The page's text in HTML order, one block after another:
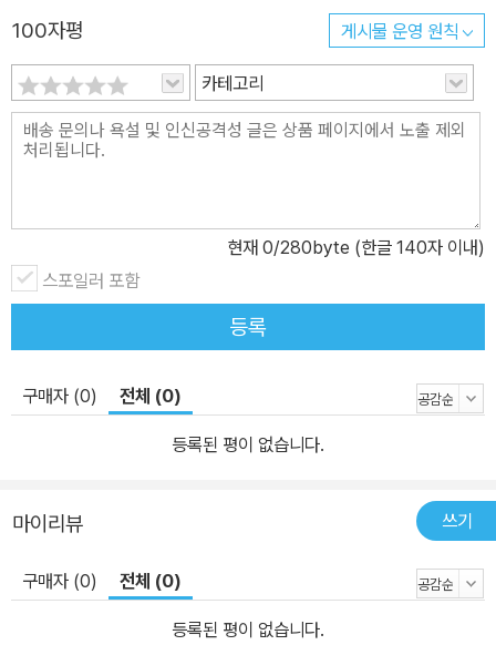
100자평 게시물 운영 원칙
카테고리
현재 0/280byte (한글 140자 이내)
스포일러 포함
등록
구매자 (0) 전체 (0)
등록된 평이 없습니다.
마이리뷰 쓰기
구매자 (0) 전체 (0)
등록된 평이 없습니다.